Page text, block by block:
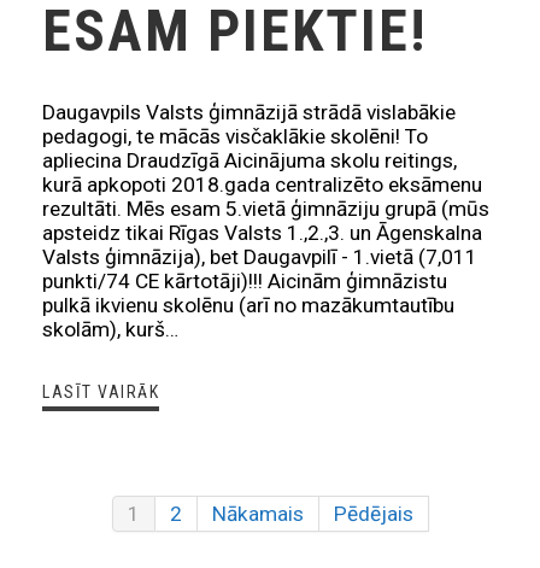
ESAM PIEKTIE!
Daugavpils Valsts ģimnāzijā strādā vislabākie
pedagogi, te mācās visčaklākie skolēni! To
apliecina Draudzīgā Aicinājuma skolu reitings,
kurā apkopoti 2018.gada centralizēto eksāmenu
rezultāti. Mēs esam 5.vietā ģimnāziju grupā (mūs
apsteidz tikai Rīgas Valsts 1.,2.,3. un Āgenskalna
Valsts ģimnāzija), bet Daugavpilī - 1.vietā (7,011
punkti/74 CE kārtotāji)!!! Aicinām ģimnāzistu
pulkā ikvienu skolēnu (arī no mazākumtautību
skolām), kurš…
LASĪT VAIRĀK
1 2 Nākamais Pēdējais